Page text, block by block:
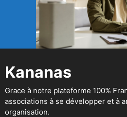
Kananas
Grace à notre plateforme 100%
associations à se développer et à
organisation.